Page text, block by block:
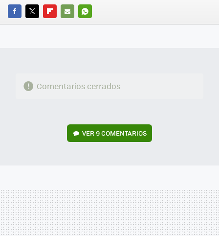
FACEBOOK
TWITTERFLIPBOARD
E-
WHATSAPP
Comentarios cerrados
VER 9 COMENTARIOS